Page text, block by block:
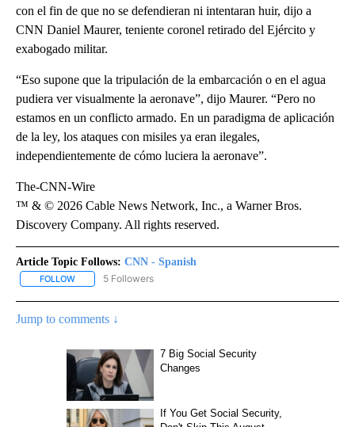
con el fin de que no se defendieran ni intentaran huir, dijo a
CNN Daniel Maurer, teniente coronel retirado del Ejército y
exabogado militar.
“Eso supone que la tripulación de la embarcación o en el agua
pudiera ver visualmente la aeronave”, dijo Maurer. “Pero no
estamos en un conflicto armado. En un paradigma de aplicación
de la ley, los ataques con misiles ya eran ilegales,
independientemente de cómo luciera la aeronave”.
The-CNN-Wire
™ & © 2026 Cable News Network, Inc., a Warner Bros.
Discovery Company. All rights reserved.
Article Topic Follows: CNN - Spanish
FOLLOW FOLLOW "CNN - SPANISH" TO RECEIVE NOTIFICATIONS ABOUT
5 Followers
Jump to comments ↓